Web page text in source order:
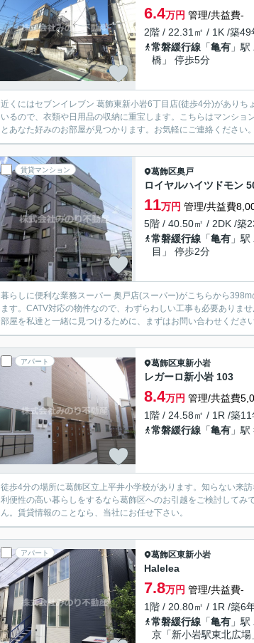
6.4万円 管理/共益費-
2階 / 22.31㎡ / 1K /築49
常磐緩行線 「亀有 」
橋」 停歩5分
近くにはセブンイレブン 葛飾東新小岩6丁目店(徒歩4分)があり
いるので、衣類や日用品の収納に重宝します。こちらはマンシ
とあなた好みのお部屋が見つかります。お気軽にご連絡ください。
賃貸マンション 葛飾区奥戸
ロイヤルハイツドモン
11万円 管理/共益費
5階 / 40.50㎡ / 2DK /築
常磐緩行線 「亀有 」
目」 停歩2分
暮らしに便利な業務スーパー 奥戸店(スーパー)がこちらから
ます。CATV対応の物件なので、わずらわしい工事も必要ありま
部屋を私達と一緒に見つけるために、まずはお問い合わせください
アパート 葛飾区東新小岩
レガーロ新小岩 103
8.4万円 管理/共益費
1階 / 24.58㎡ / 1R /築11
常磐緩行線 「亀有 」
徒歩4分の場所に葛飾区立上平井小学校があります。知らない来
利便性の高い暮らしをするなら葛飾区へのお引越をご検討して
ん。賃貸情報のことなら、当社にお任せ下さい。
アパート 葛飾区東新小岩
Halelea
7.8万円 管理/共益費-
1階 / 20.80㎡ / 1R /築6
常磐緩行線 「亀有 」
京「新小岩駅東北広